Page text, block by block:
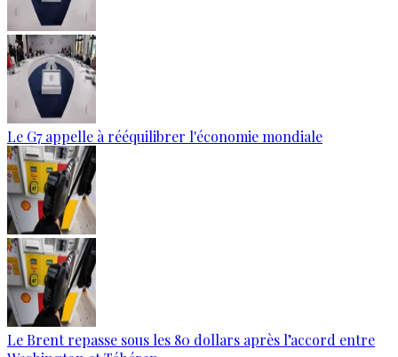
Le G7 appelle à rééquilibrer l'économie mondiale
Le Brent repasse sous les 80 dollars après l’accord entre